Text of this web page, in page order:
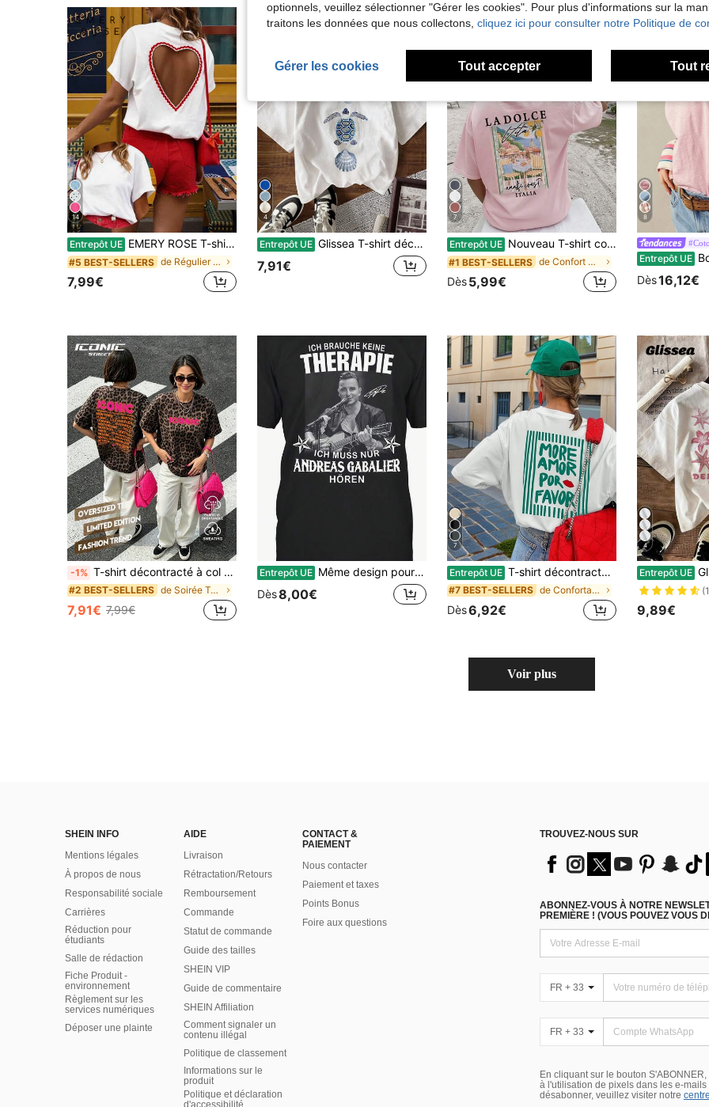
14
Entrepôt UE EMERY ROSE T-shirt décontracté à col rond et manches courtes pour femmes avec découpe en forme de cœur dans le dos
#5 BEST-SELLERS de Régulier T-shirts pour femmes
7,99€
4
Entrepôt UE Glissea T-shirt décontracté à col rond et manches courtes avec imprimé floral et tortue de mer pour femmes, été
7,91€
7
Entrepôt UE Nouveau T-shirt court à manches courtes rose pour femmes, avec imprimé graphique de peinture à l'huile colorée et lettrage, style simple et . Convient pour le Top, les tenues décontractées de vacances et le printemps.
#1 BEST-SELLERS de Confort maximal Hauts, chemisiers et t-shirts p
Dès5,99€
8
Entrepôt UE
Dès16,12€
-1% T-shirt décontracté à col rond et manches courtes pour femmes, noir, été, vacances, chic sans effort
#2 BEST-SELLERS de Soirée T-shirts pour femmes
7,91€ 7,99€
Entrepôt UE Même design pour hommes et femmes Une réplique du style d'une célébrité NOUVEAU style mode 2026 T-shirt graphique anime W Andreas Gabalier | T-shirt musical décontracté pour hommes et femmes, col rond, imprimé de paroles et design signature, convient pour toutes les saisons, cadeau idéal pour les fans, vêtement de loisirs durable. T-shirts confortables pour hommes, T-shirt Y2K pour hommes, tenue d'été, T-shirt pour femmes, vêtements d'été à pois, vêtements pour femmes, hauts basiques
Dès8,00€
7
Entrepôt UE T-shirt décontracté à manches courtes et col rond pour femmes - motif imprimé, tissu doux et confortable, lavable en machine, Top d'été blanc
#7 BEST-SELLERS de Confortable Hauts, chemisiers et t-shirts pour
Dès6,92€
4
Entrepôt UE Glissea
9,89€
Voir plus
SHEIN INFO
Mentions légales
À propos de nous
Responsabilité sociale
Carrières
Réduction pour
étudiants
Salle de rédaction
Fiche Produit -
environnement
Règlement sur les
services numériques
Déposer une plainte
AIDE
Livraison
Rétractation/Retours
Remboursement
Commande
Statut de commande
Guide des tailles
SHEIN VIP
Guide de commentaire
SHEIN Affiliation
Comment signaler un
contenu illégal
Politique de classement
Informations sur le
produit
Politique et déclaration
d'accessibilité
CONTACT &
PAIEMENT
Nous contacter
Paiement et taxes
Points Bonus
Foire aux questions
TROUVEZ-NOUS SUR
ABONNEZ-VOUS À NOTRE
PREMIÈRE ! (VOUS POUVEZ VOUS
FR + 33
FR + 33
En cliquant sur le bouton
à l'utilisation de pixels dans les e-
désabonner, veuillez visiter notre
optionnels, veuillez sélectionner "Gérer les cookies". Pour plus d'informations sur la
traitons les données que nous collectons, cliquez ici pour consulter notre Politique de
Gérer les cookies Tout accepter Tout